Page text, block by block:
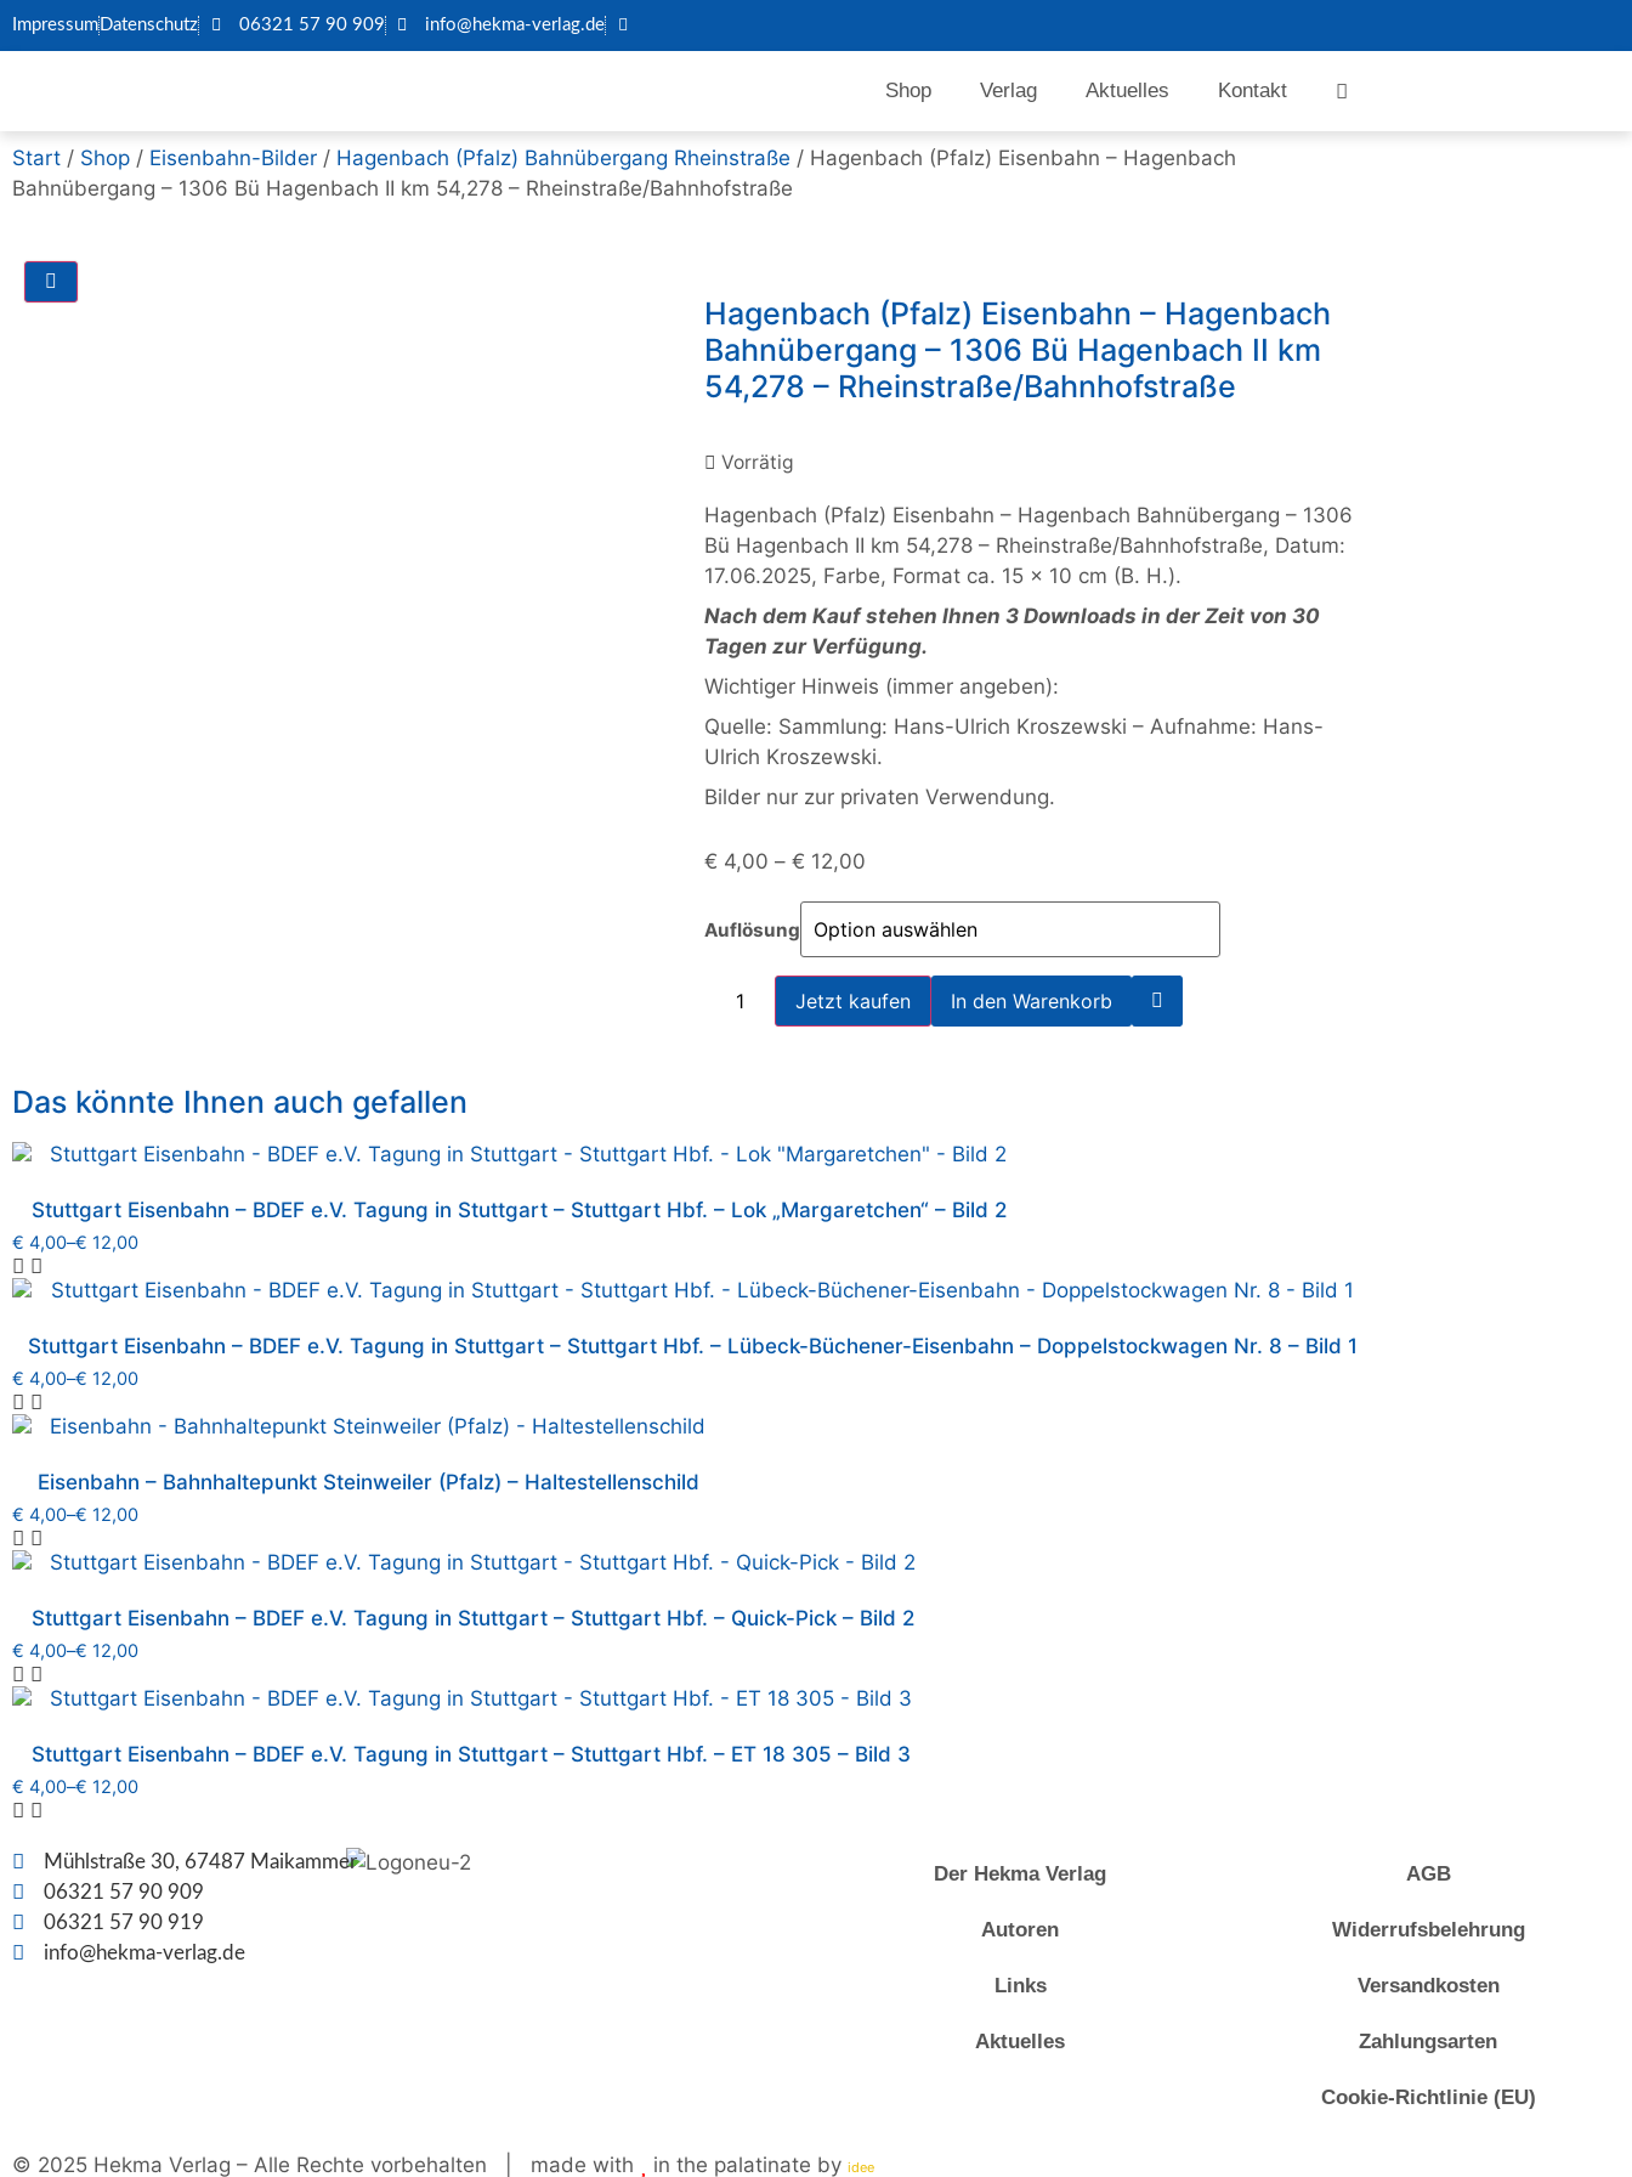
Impressum Datenschutz 06321 57 90 909 info@hekma-verlag.de
Shop Verlag Aktuelles Kontakt
Start / Shop / Eisenbahn-Bilder / Hagenbach (Pfalz) Bahnübergang Rheinstraße / Hagenbach (Pfalz) Eisenbahn – Hagenbach
Bahnübergang – 1306 Bü Hagenbach II km 54,278 – Rheinstraße/Bahnhofstraße
Hagenbach (Pfalz) Eisenbahn – Hagenbach
Bahnübergang – 1306 Bü Hagenbach II km
54,278 – Rheinstraße/Bahnhofstraße
Vorrätig
Hagenbach (Pfalz) Eisenbahn – Hagenbach Bahnübergang – 1306
Bü Hagenbach II km 54,278 – Rheinstraße/Bahnhofstraße, Datum:
17.06.2025, Farbe, Format ca. 15 x 10 cm (B. H.).
Nach dem Kauf stehen Ihnen 3 Downloads in der Zeit von 30
Tagen zur Verfügung.
Wichtiger Hinweis (immer angeben):
Quelle: Sammlung: Hans-Ulrich Kroszewski – Aufnahme: Hans-
Ulrich Kroszewski.
Bilder nur zur privaten Verwendung.
€ 4,00 – € 12,00
Auflösung
Jetzt kaufen In den Warenkorb
Das könnte Ihnen auch gefallen
Stuttgart Eisenbahn – BDEF e.V. Tagung in Stuttgart – Stuttgart Hbf. – Lok „Margaretchen“ – Bild 2
€ 4,00–€ 12,00
Stuttgart Eisenbahn – BDEF e.V. Tagung in Stuttgart – Stuttgart Hbf. – Lübeck-Büchener-Eisenbahn – Doppelstockwagen Nr. 8 – Bild 1
€ 4,00–€ 12,00
Eisenbahn – Bahnhaltepunkt Steinweiler (Pfalz) – Haltestellenschild
€ 4,00–€ 12,00
Stuttgart Eisenbahn – BDEF e.V. Tagung in Stuttgart – Stuttgart Hbf. – Quick-Pick – Bild 2
€ 4,00–€ 12,00
Stuttgart Eisenbahn – BDEF e.V. Tagung in Stuttgart – Stuttgart Hbf. – ET 18 305 – Bild 3
€ 4,00–€ 12,00
Mühlstraße 30, 67487 Maikammer
06321 57 90 909
06321 57 90 919
info@hekma-verlag.de
Der Hekma Verlag
Autoren
Links
Aktuelles
AGB
Widerrufsbelehrung
Versandkosten
Zahlungsarten
Cookie-Richtlinie (EU)
© 2025 Hekma Verlag – Alle Rechte vorbehalten | made with in the palatinate by idee